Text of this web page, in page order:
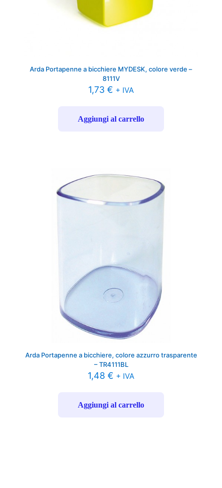
Arda Portapenne a bicchiere MYDESK, colore verde –
8111V
1,73 € + IVA
Aggiungi al carrello
Arda Portapenne a bicchiere, colore azzurro trasparente
– TR4111BL
1,48 € + IVA
Aggiungi al carrello